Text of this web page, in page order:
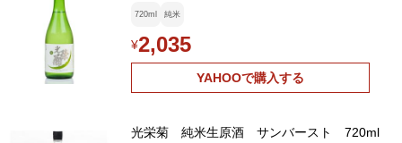
720ml 純米
¥2,035
YAHOOで購入する
光栄菊 純米生原酒 サンバースト 720ml